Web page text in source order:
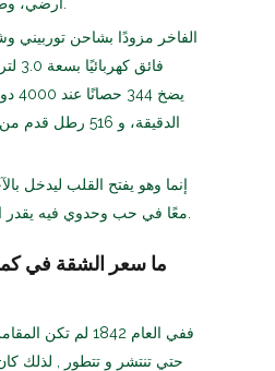
إنما وهو يفتح القلب ليدخل
ما سعر الشقة في
ففي العام 1842 لم
حتي تنتشر و تتطور , لذلك